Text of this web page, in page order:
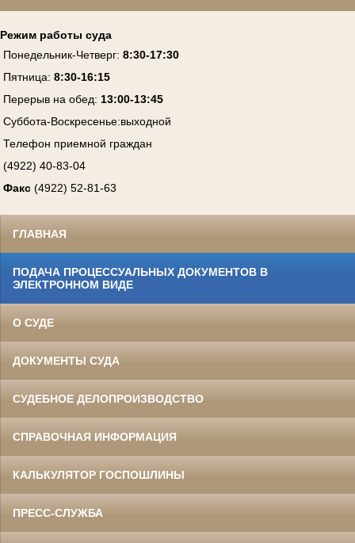
Режим работы суда
Понедельник-Четверг: 8:30-17:30
Пятница: 8:30-16:15
Перерыв на обед: 13:00-13:45
Суббота-Воскресенье:выходной
Телефон приемной граждан
(4922) 40-83-04
Факс (4922) 52-81-63
ГЛАВНАЯ
ПОДАЧА ПРОЦЕССУАЛЬНЫХ ДОКУМЕНТОВ В
ЭЛЕКТРОННОМ ВИДЕ
О СУДЕ
ДОКУМЕНТЫ СУДА
СУДЕБНОЕ ДЕЛОПРОИЗВОДСТВО
СПРАВОЧНАЯ ИНФОРМАЦИЯ
КАЛЬКУЛЯТОР ГОСПОШЛИНЫ
ПРЕСС-СЛУЖБА